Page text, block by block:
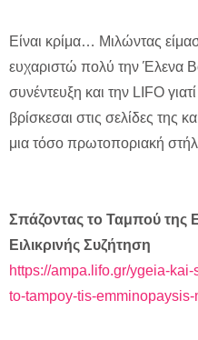
Είναι κρίμα… Μιλώντας
ευχαριστώ πολύ την Έλενα
συνέντευξη και την LIFO
βρίσκεσαι στις σελίδες της
μια τόσο πρωτοποριακή
Σπάζοντας το Ταμπού της
Ειλικρινής Συζήτηση
https://ampa.lifo.gr/ygeia-
to-tampoy-tis-